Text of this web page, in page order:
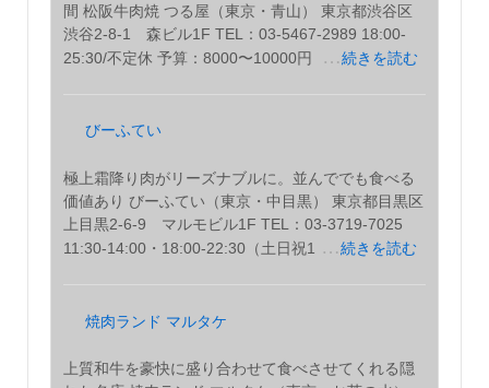
間 松阪牛肉焼 つる屋（東京・青山） 東京都渋谷区
渋谷2-8-1 森ビル1F TEL：03-5467-2989 18:00-
25:30/不定休 予算：8000〜10000円
…続きを読む
びーふてい
極上霜降り肉がリーズナブルに。並んででも食べる
価値あり びーふてい（東京・中目黒） 東京都目黒区
上目黒2-6-9 マルモビル1F TEL：03-3719-7025
11:30‐14:00・18:00-22:30（土日祝1
…続きを読む
焼肉ランド マルタケ
上質和牛を豪快に盛り合わせて食べさせてくれる隠